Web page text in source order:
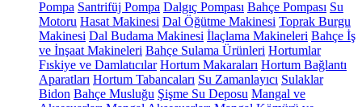
Pompa Santrifüj Pompa Dalgıç Pompası Bahçe Pompası Su
Motoru Hasat Makinesi Dal Öğütme Makinesi Toprak Burgu
Makinesi Dal Budama Makinesi İlaçlama Makineleri Bahçe İş
ve İnşaat Makineleri Bahçe Sulama Ürünleri Hortumlar
Fıskiye ve Damlatıcılar Hortum Makaraları Hortum Bağlantı
Aparatları Hortum Tabancaları Su Zamanlayıcı Sulaklar
Bidon Bahçe Musluğu Şişme Su Deposu Mangal ve